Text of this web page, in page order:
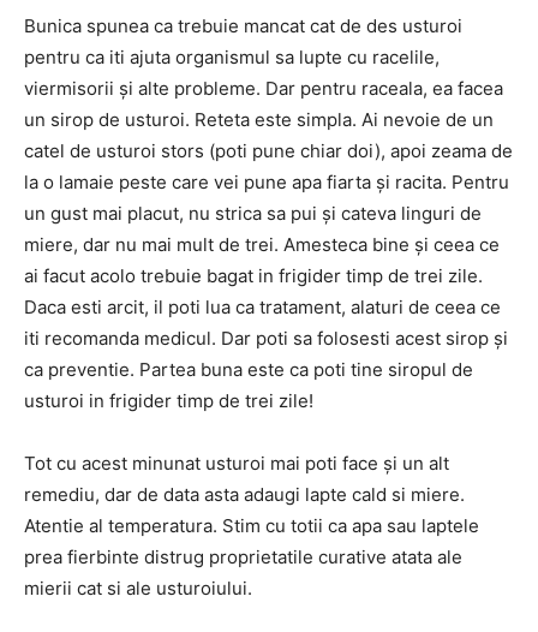
Bunica spunea ca trebuie mancat cat de des usturoi
pentru ca iti ajuta organismul sa lupte cu racelile,
viermisorii și alte probleme. Dar pentru raceala, ea facea
un sirop de usturoi. Reteta este simpla. Ai nevoie de un
catel de usturoi stors (poti pune chiar doi), apoi zeama de
la o lamaie peste care vei pune apa fiarta și racita. Pentru
un gust mai placut, nu strica sa pui și cateva linguri de
miere, dar nu mai mult de trei. Amesteca bine și ceea ce
ai facut acolo trebuie bagat in frigider timp de trei zile.
Daca esti arcit, il poti lua ca tratament, alaturi de ceea ce
iti recomanda medicul. Dar poti sa folosesti acest sirop și
ca preventie. Partea buna este ca poti tine siropul de
usturoi in frigider timp de trei zile!
Tot cu acest minunat usturoi mai poti face și un alt
remediu, dar de data asta adaugi lapte cald si miere.
Atentie al temperatura. Stim cu totii ca apa sau laptele
prea fierbinte distrug proprietatile curative atata ale
mierii cat si ale usturoiului.